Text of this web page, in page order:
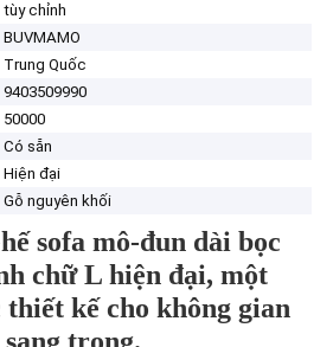
tùy chỉnh
BUVMAMO
Trung Quốc
9403509990
50000
Có sẵn
Hiện đại
Gỗ nguyên khối
sofa mô-đun dài bọc
chữ L hiện đại, một
kế cho không gian